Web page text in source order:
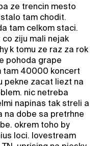
ze trencin mesto
tam chodit.
tam celkom staci.
ziju mali nejak
k tomu ze raz za rok
pohoda grape
tam 40000 koncert
pekne zacat liezt na
nic netreba
napinas tak streli a
na dobe sa pretrhne
okrem toho by
loci. lovestream